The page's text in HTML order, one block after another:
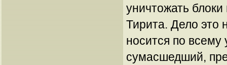
уничтожать блоки
Тирита. Дело это
носится по всему
сумасшедший,